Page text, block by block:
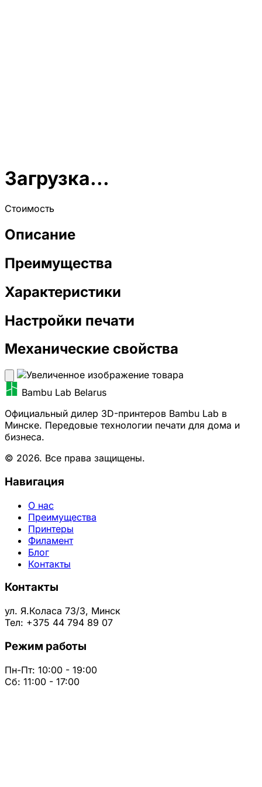
Загрузка...
Стоимость
Описание
Преимущества
Характеристики
Настройки печати
Механические свойства
Bambu Lab Belarus
Официальный дилер 3D-принтеров Bambu Lab в
Минске. Передовые технологии печати для дома и
бизнеса.
© 2026. Все права защищены.
Навигация
О нас
Преимущества
Принтеры
Филамент
Блог
Контакты
Контакты
ул. Я.Коласа 73/3, Минск
Тел: +375 44 794 89 07
Режим работы
Пн-Пт: 10:00 - 19:00
Сб: 11:00 - 17:00